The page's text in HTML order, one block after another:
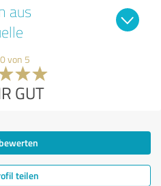
aus
von 5
GUT
teilen